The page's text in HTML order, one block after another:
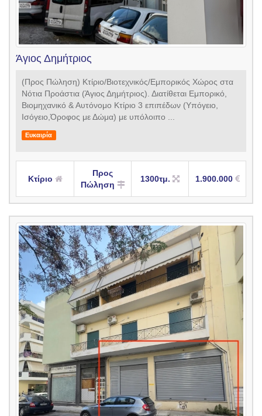
Άγιος Δημήτριος
(Προς Πώληση) Κτίριο/Βιοτεχνικός/Εμπορικός Χώρος στα
Νότια Προάστια (Άγιος Δημήτριος). Διατίθεται Εμπορικό,
Βιομηχανικό & Αυτόνομο Κτίριο 3 επιπέδων (Υπόγειο,
Ισόγειο,Όροφος με Δώμα) με υπόλοιπο ...
Ευκαιρία
Κτίριο
Προς
Πώληση
1300τμ. 1.900.000